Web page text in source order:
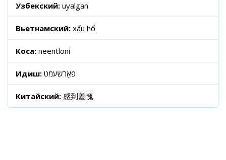
Узбекский: uyalgan
Вьетнамский: xấu hổ
Коса: neentloni
Идиш: פאַרשעמט
Китайский: 感到羞愧